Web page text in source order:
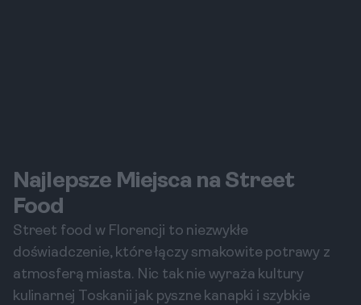
Najlepsze Miejsca na Street
Food
Street food w Florencji to niezwykłe
doświadczenie, które łączy smakowite potrawy z
atmosferą miasta. Nic tak nie wyraża kultury
kulinarnej Toskanii jak pyszne kanapki i szybkie